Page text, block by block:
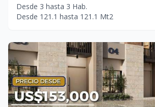
Desde 3 hasta 3 Hab.
Desde 121.1 hasta 121.1 Mt2